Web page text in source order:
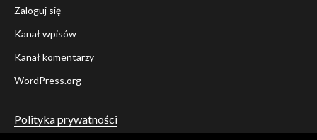
Zaloguj się
Kanał wpisów
Kanał komentarzy
WordPress.org
Polityka prywatności